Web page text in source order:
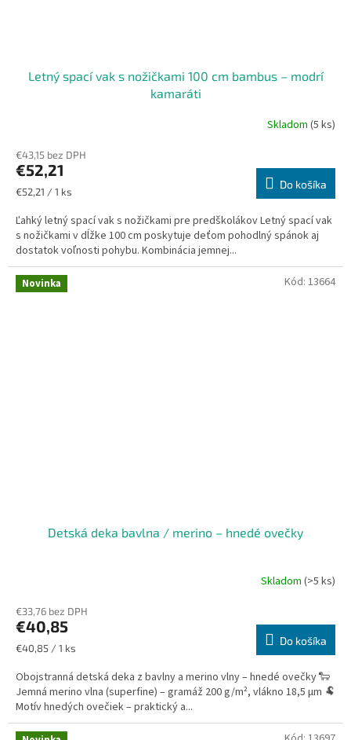
Letný spací vak s nožičkami 100 cm bambus – modrí
kamaráti
Skladom (5 ks)
€43,15 bez DPH
€52,21
Jednotková
€52,21 / 1 ks
Do košíka
Ľahký letný spací vak s nožičkami pre predškolákov Letný spací vak
s nožičkami v dĺžke 100 cm poskytuje deťom pohodlný spánok aj
dostatok voľnosti pohybu. Kombinácia jemnej...
Novinka
Detská deka bavlna / merino – hnedé ovečky
Skladom (>5 ks)
€33,76 bez DPH
€40,85
Jednotková
€40,85 / 1 ks
Do košíka
Obojstranná detská deka z bavlny a merino vlny – hnedé ovečky 🐑
Jemná merino vlna (superfine) – gramáž 200 g/m², vlákno 18,5 µm 🐏
Motív hnedých ovečiek – praktický a...
Kód: 13664